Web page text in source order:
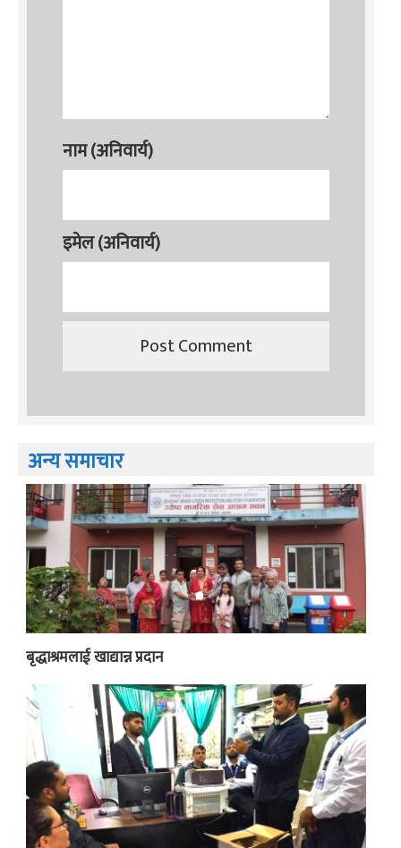
नाम (अनिवार्य)
इमेल (अनिवार्य)
अन्य समाचार
बृद्धाश्रमलाई खाद्यान्न प्रदान